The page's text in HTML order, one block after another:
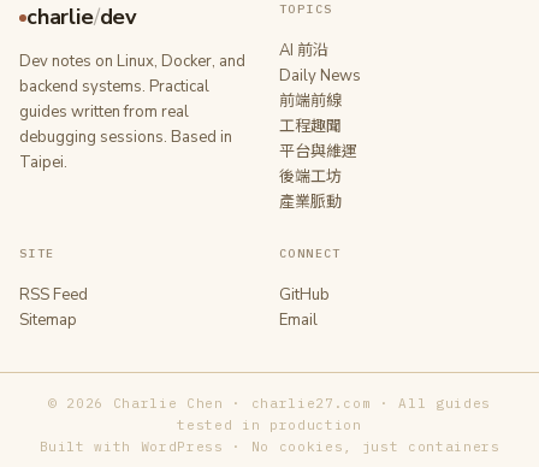
charlie/dev
Dev notes on Linux, Docker, and
backend systems. Practical
guides written from real
debugging sessions. Based in
Taipei.
TOPICS
AI 前沿
Daily News
前端前線
工程趣聞
平台與維運
後端工坊
產業脈動
SITE
RSS Feed
Sitemap
CONNECT
GitHub
Email
© 2026 Charlie Chen · charlie27.com · All guides
tested in production
Built with WordPress · No cookies, just containers